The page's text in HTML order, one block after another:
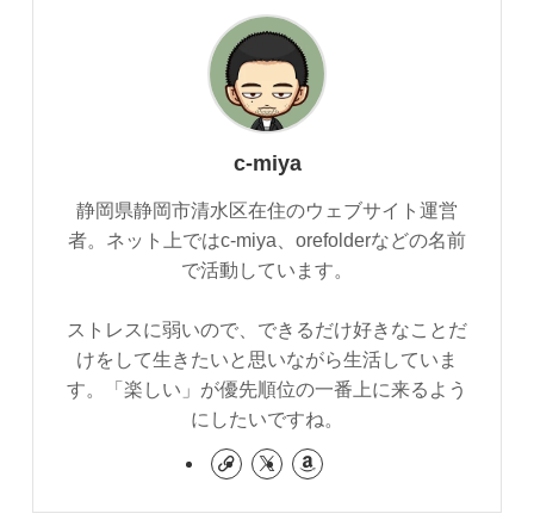
c-miya
静岡県静岡市清水区在住のウェブサイト運営
者。ネット上ではc-miya、orefolderなどの名前
で活動しています。
ストレスに弱いので、できるだけ好きなことだ
けをして生きたいと思いながら生活していま
す。「楽しい」が優先順位の一番上に来るよう
にしたいですね。